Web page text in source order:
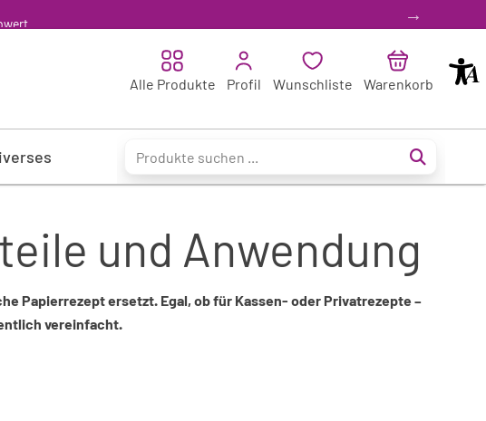
Alle Produkte Profil Wunschliste Warenkorb
und Anwendung
Papierrezept ersetzt. Egal, ob für Kassen- oder Privatrezepte –
vereinfacht.